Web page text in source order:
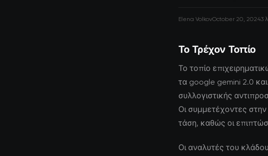
Elena VolkovOctober 20, 20243
Το Τρέχον Τοπίο
Το τοπίο
τα google gemini 2.0
συλλογιστικής
Οι συμμετέχοντες
τάση, καθώς οι
Οι αναλυτές του